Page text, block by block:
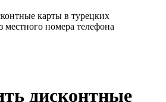
карты в турецких
местного номера телефона
дисконтные